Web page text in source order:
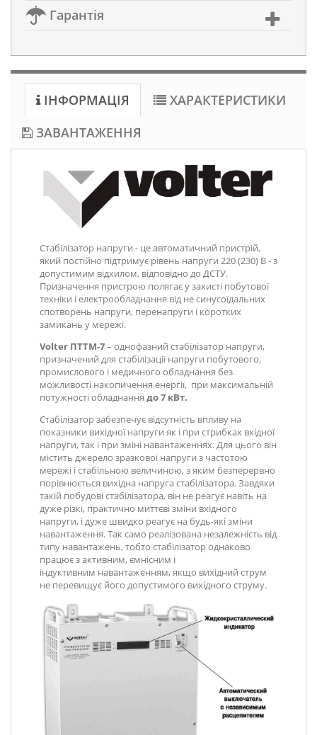
Гарантія
ІНФОРМАЦІЯ
ХАРАКТЕРИСТИКИ
ЗАВАНТАЖЕННЯ
Стабілізатор напруги - це автоматичний пристрій,
який постійно підтримує рівень напруги 220 (230) В - з
допустимим відхилом, відповідно до ДСТУ.
Призначення пристрою полягає у захисті побутової
техніки і електрообладнання від не синусоїдальних
спотворень напруги, перенапруги і коротких
замикань у мережі.
Volter ПТТМ-7– однофазний стабілізатор напруги,
призначений для стабілізації напруги побутового,
промислового і медичного обладнання без
можливості накопичення енергії, при максимальній
потужності обладнання до 7 кВт.
Стабілізатор забезпечує відсутність впливу на
показники вихідної напруги як і при стрибках вхідної
напруги, так і при зміні навантаженнях. Для цього він
містить джерело зразкової напруги з частотою
мережі і стабільною величиною, з яким безперервно
порівнюється вихідна напруга стабілізатора. Завдяки
такій побудові стабілізатора, він не реагує навіть на
дуже різкі, практично миттєві зміни вхідного
напруги, і дуже швидко реагує на будь-які зміни
навантаження. Так само реалізована незалежність від
типу навантажень, тобто стабілізатор однаково
працює з активним, ємнісним і
індуктивним навантаженням, якщо вихідний струм
не перевищує його допустимого вихідного струму.